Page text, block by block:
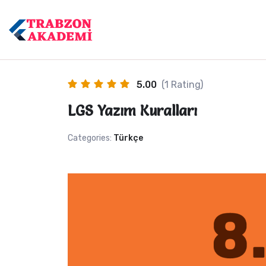
5.00 (1 Rating)
LGS Yazım Kuralları
Categories: Türkçe